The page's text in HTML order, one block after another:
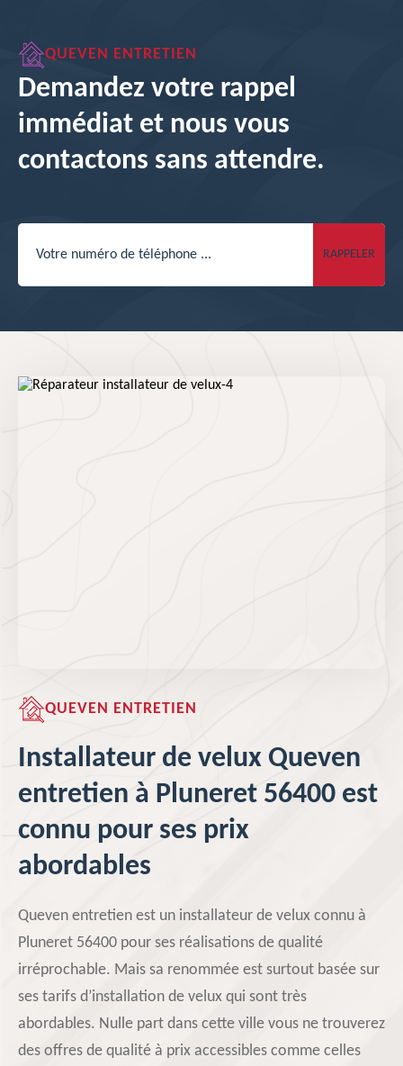
QUEVEN ENTRETIEN
Demandez votre rappel
immédiat et nous vous
contactons sans attendre.
QUEVEN ENTRETIEN
Installateur de velux Queven
entretien à Pluneret 56400 est
connu pour ses prix
abordables
Queven entretien est un installateur de velux connu à
Pluneret 56400 pour ses réalisations de qualité
irréprochable. Mais sa renommée est surtout basée sur
ses tarifs d’installation de velux qui sont très
abordables. Nulle part dans cette ville vous ne trouverez
des offres de qualité à prix accessibles comme celles